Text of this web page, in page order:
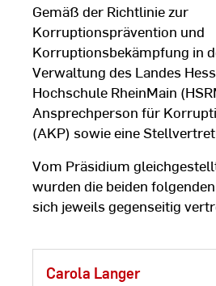
Gemäß der Richtlinie zur
Korruptionsprävention und
Korruptionsbekämpfung in
Verwaltung des Landes
Hochschule RheinMain
Ansprechperson für
(AKP) sowie eine
Vom Präsidium
wurden die beiden
sich jeweils gegenseitig
Carola Langer